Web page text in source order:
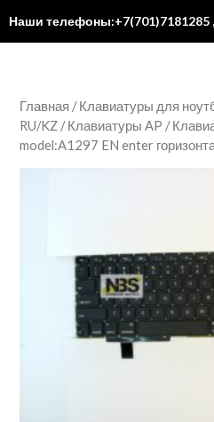
Наши телефоны:+7(701)7181285
Главная /Клавиатуры для
RU/KZ /Клавиатуры AP /
model:A1297 EN enter